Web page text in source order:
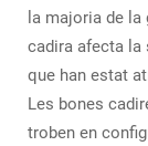
la majoria de
cadira afecta la
que han estat
Les bones
troben en